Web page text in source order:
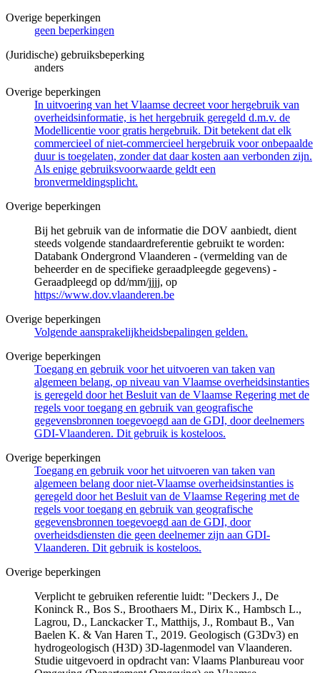
Overige beperkingen
geen beperkingen
(Juridische) gebruiksbeperking
anders
Overige beperkingen
In uitvoering van het Vlaamse decreet voor hergebruik van
overheidsinformatie, is het hergebruik geregeld d.m.v. de
Modellicentie voor gratis hergebruik. Dit betekent dat elk
commercieel of niet-commercieel hergebruik voor onbepaalde
duur is toegelaten, zonder dat daar kosten aan verbonden zijn.
Als enige gebruiksvoorwaarde geldt een
bronvermeldingsplicht.
Overige beperkingen
Bij het gebruik van de informatie die DOV aanbiedt, dient
steeds volgende standaardreferentie gebruikt te worden:
Databank Ondergrond Vlaanderen - (vermelding van de
beheerder en de specifieke geraadpleegde gegevens) -
Geraadpleegd op dd/mm/jjjj, op
https://www.dov.vlaanderen.be
Overige beperkingen
Volgende aansprakelijkheidsbepalingen gelden.
Overige beperkingen
Toegang en gebruik voor het uitvoeren van taken van
algemeen belang, op niveau van Vlaamse overheidsinstanties
is geregeld door het Besluit van de Vlaamse Regering met de
regels voor toegang en gebruik van geografische
gegevensbronnen toegevoegd aan de GDI, door deelnemers
GDI-Vlaanderen. Dit gebruik is kosteloos.
Overige beperkingen
Toegang en gebruik voor het uitvoeren van taken van
algemeen belang door niet-Vlaamse overheidsinstanties is
geregeld door het Besluit van de Vlaamse Regering met de
regels voor toegang en gebruik van geografische
gegevensbronnen toegevoegd aan de GDI, door
overheidsdiensten die geen deelnemer zijn aan GDI-
Vlaanderen. Dit gebruik is kosteloos.
Overige beperkingen
Verplicht te gebruiken referentie luidt: "Deckers J., De
Koninck R., Bos S., Broothaers M., Dirix K., Hambsch L.,
Lagrou, D., Lanckacker T., Matthijs, J., Rombaut B., Van
Baelen K. & Van Haren T., 2019. Geologisch (G3Dv3) en
hydrogeologisch (H3D) 3D-lagenmodel van Vlaanderen.
Studie uitgevoerd in opdracht van: Vlaams Planbureau voor